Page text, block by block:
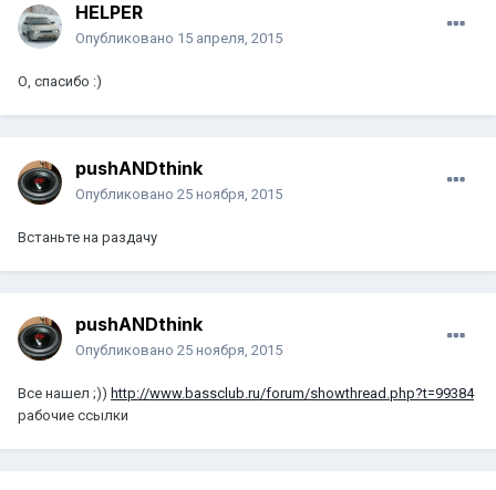
HELPER
Опубликовано 15 апреля, 2015
О, спасибо :)
pushANDthink
Опубликовано 25 ноября, 2015
Встаньте на раздачу
pushANDthink
Опубликовано 25 ноября, 2015
Все нашел ;)) http://www.bassclub.ru/forum/showthread.php?t=99384
рабочие ссылки